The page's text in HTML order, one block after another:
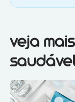
Veja mais sobre:
veja